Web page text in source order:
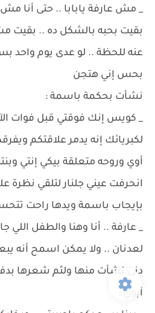
_ مش عارفة يابابا .. حتى أنا
بقيت بحبه بالشكل ده .. بقيت
عنه للحظة .. لو عدى يوم واحد
بحس إني هتجن
نشأت بحكمة باسمة :
_ كويس إنك فوقتي قبل فوات
لكبريائك إنه يدمر علاقتكم
أوي وروحه متعلقة بيكي إنتي
انحرفت عيني جلنار لتلقي نظرة
بإيجاب باسمة ويدها راحت
_ عارفة .. أنا وهنا والطفل اللي
لعدنان .. ولا يمكن اسمح أنه
دنى نشأت منها ولثم شعرها
أبوي :